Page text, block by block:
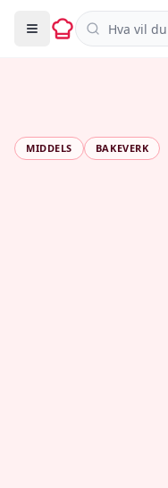
Søk i
MIDDELS BAKEVERK